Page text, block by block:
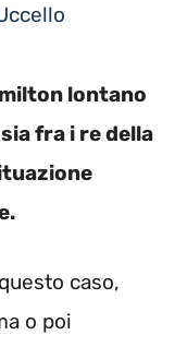
lontano
fra i re della
caso,
o poi